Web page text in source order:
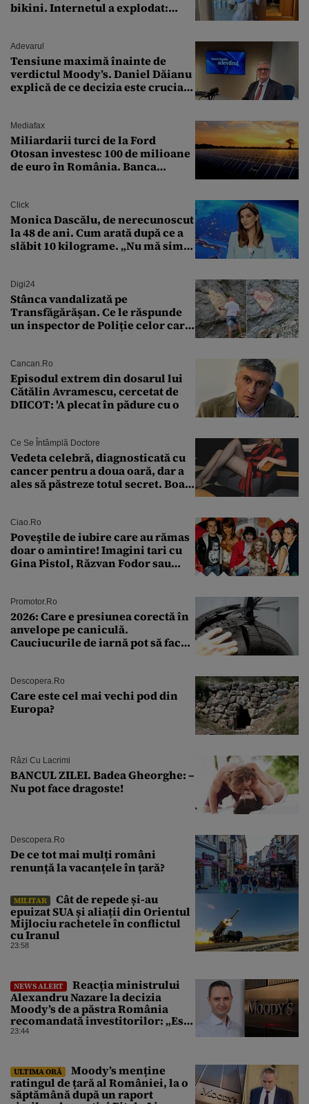
bikini. Internetul a explodat:
Adevarul
Tensiune maximă înainte de
verdictul Moody’s. Daniel Dăianu
explică de ce decizia este crucială
Mediafax
Miliardarii turci de la Ford
Otosan investesc 100 de milioane
de euro în România. Banca
Click
Monica Dascălu, de nerecunoscut
la 48 de ani. Cum arată după ce a
slăbit 10 kilograme. „Nu mă simt
Digi24
Stânca vandalizată pe
Transfăgărășan. Ce le răspunde
un inspector de Poliție celor care
Cancan.ro
Episodul extrem din dosarul lui
Cătălin Avramescu, cercetat de
DIICOT: 'A plecat în pădure cu o
Ce Se Întâmplă Doctore
Vedeta celebră, diagnosticată cu
cancer pentru a doua oară, dar a
ales să păstreze totul secret. Boala
Ciao.ro
Poveştile de iubire care au rămas
doar o amintire! Imagini tari cu
Gina Pistol, Răzvan Fodor sau
Promotor.ro
2026: Care e presiunea corectă în
anvelope pe caniculă.
Cauciucurile de iarnă pot să facă
Descopera.ro
Care este cel mai vechi pod din
Europa?
Râzi Cu Lacrimi
BANCUL ZILEI. Badea Gheorghe: –
Nu pot face dragoste!
Descopera.ro
De ce tot mai mulți români
renunță la vacanțele în țară?
MILITAR
Cât de repede și-au
epuizat SUA și aliații din Orientul
Mijlociu rachetele în conflictul
cu Iranul
23:58
NEWS ALERT
Reacția ministrului
Alexandru Nazare la decizia
Moody’s de a păstra România
recomandată investitorilor: „Este
un răgaz, dar în niciun caz un
23:44
ULTIMA ORĂ
Moody’s menține
ratingul de țară al României, la o
săptămână după un raport